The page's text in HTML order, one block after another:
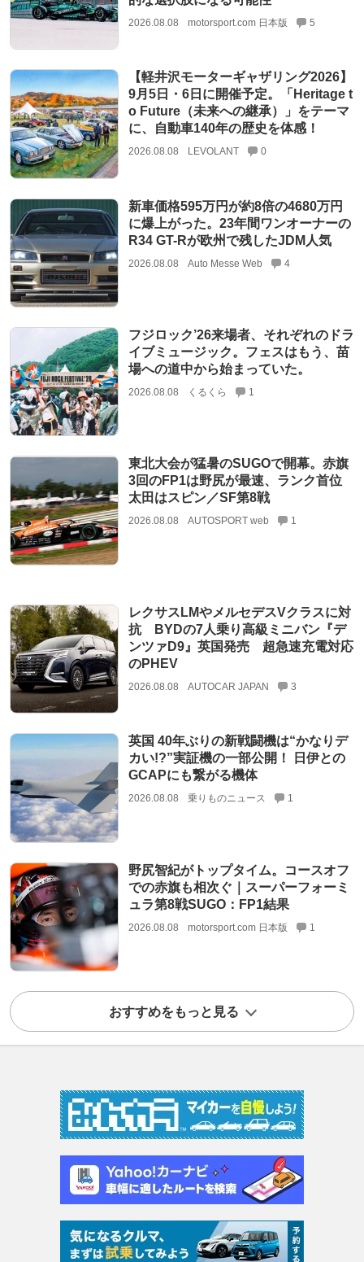
2026.08.08 motorsport.com 日本版 5
【軽井沢モーターギャザリング2026】
9月5日・6日に開催予定。「Heritage t
o Future（未来への継承）」をテーマ
に、自動車140年の歴史を体感！
2026.08.08 LEVOLANT 0
新車価格595万円が約8倍の4680万円
に爆上がった。23年間ワンオーナーの
R34 GT-Rが欧州で残したJDM人気
2026.08.08 Auto Messe Web 4
フジロック’26来場者、それぞれのドラ
イブミュージック。フェスはもう、苗
場への道中から始まっていた。
2026.08.08 くるくら 1
東北大会が猛暑のSUGOで開幕。赤旗
3回のFP1は野尻が最速、ランク首位
太田はスピン／SF第8戦
2026.08.08 AUTOSPORT web 1
レクサスLMやメルセデスVクラスに対
抗 BYDの7人乗り高級ミニバン『デ
ンツァD9』英国発売 超急速充電対応
のPHEV
2026.08.08 AUTOCAR JAPAN 3
英国 40年ぶりの新戦闘機は“かなりデ
カい!?”実証機の一部公開！ 日伊との
GCAPにも繋がる機体
2026.08.08 乗りものニュース 1
野尻智紀がトップタイム。コースオフ
での赤旗も相次ぐ｜スーパーフォーミ
ュラ第8戦SUGO：FP1結果
2026.08.08 motorsport.com 日本版 1
おすすめをもっと見る